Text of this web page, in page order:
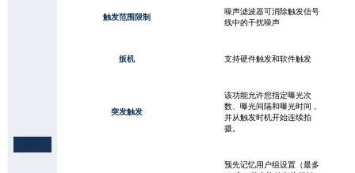
触发范围限制
噪声滤波器可消除触发信号
线中的干扰噪声
扳机 支持硬件触发和软件触发
突发触发
该功能允许您指定曝光次
数、曝光间隔和曝光时间，
并从触发时机开始连续拍
摄。
预先记忆用户组设置（最多